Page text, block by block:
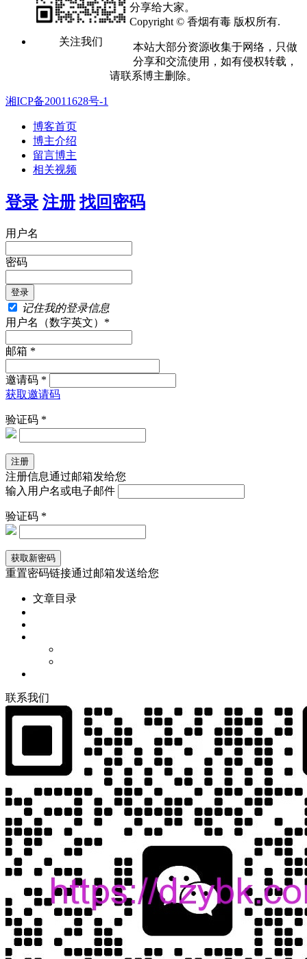
关注我们
分享给大家。
Copyright © 香烟有毒 版权所有.
本站大部分资源收集于网络，只做
分享和交流使用，如有侵权转载，
请联系博主删除。
湘ICP备20011628号-1
博客首页
博主介绍
留言博主
相关视频
登录 注册 找回密码
用户名
密码
记住我的登录信息
用户名（数字英文）*
邮箱 *
邀请码 *
获取邀请码
验证码 *
注册信息通过邮箱发给您
输入用户名或电子邮件
验证码 *
重置密码链接通过邮箱发送给您
文章目录
联系我们